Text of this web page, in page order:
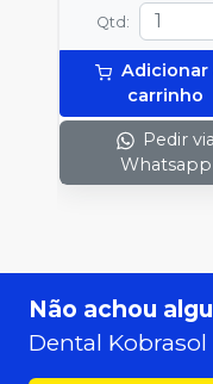
Qtd :
Adicionar
carrinho
Pedir via
Whatsapp
Não achou
Dental Kobrasol